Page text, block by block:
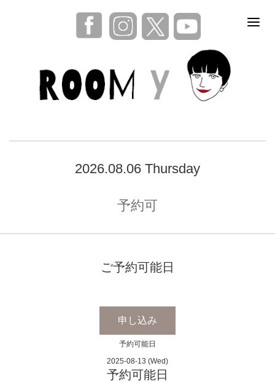
2026.08.06 Thursday
予約可
ご予約可能日
申し込み
予約可能日
2025-08-13 (Wed)
予約可能日